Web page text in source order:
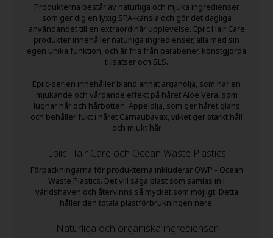
Produkterna består av naturliga och mjuka ingredienser
som ger dig en lyxig SPA-känsla och gör det dagliga
användandet till en extraordinär upplevelse. Epiic Hair Care
produkter innehåller naturliga ingredienser, alla med sin
egen unika funktion, och är fria från parabener, konstgjorda
tillsatser och SLS.
Epiic-serien innehåller bland annat arganolja, som har en
mjukande och vårdande effekt på håret Aloe Vera, som
lugnar hår och hårbotten. Äppelolja, som ger håret glans
och behåller fukt i håret Carnaubavax, vilket ger starkt håll
och mjukt hår
Epiic Hair Care och Ocean Waste Plastics
Förpackningarna för produkterna inkluderar OWP - Ocean
Waste Plastics. Det vill säga plast som samlas in i
världshaven och återvinns så mycket som möjligt. Detta
håller den totala plastförbrukningen nere.
Naturliga och organiska ingredienser